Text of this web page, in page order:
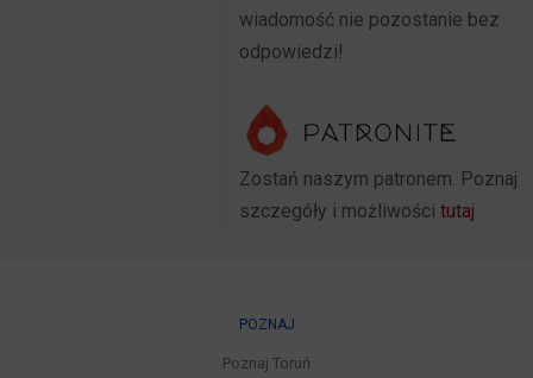
wiadomość nie pozostanie bez
odpowiedzi!
Zostań naszym patronem. Poznaj
szczegóły i możliwości tutaj
POZNAJ
Poznaj Toruń